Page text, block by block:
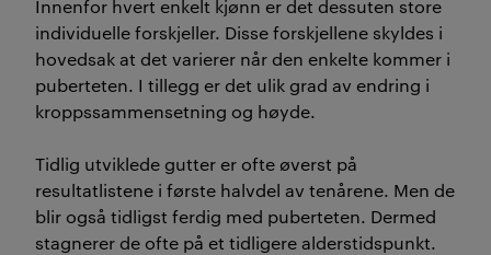
Innenfor hvert enkelt kjønn er det dessuten store
individuelle forskjeller. Disse forskjellene skyldes i
hovedsak at det varierer når den enkelte kommer i
puberteten. I tillegg er det ulik grad av endring i
kroppssammensetning og høyde.
Tidlig utviklede gutter er ofte øverst på
resultatlistene i første halvdel av tenårene. Men de
blir også tidligst ferdig med puberteten. Dermed
stagnerer de ofte på et tidligere alderstidspunkt.